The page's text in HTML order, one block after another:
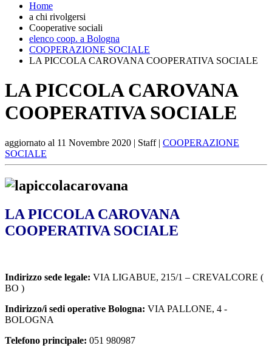
Home
a chi rivolgersi
Cooperative sociali
elenco coop. a Bologna
COOPERAZIONE SOCIALE
LA PICCOLA CAROVANA COOPERATIVA SOCIALE
LA PICCOLA CAROVANA
COOPERATIVA SOCIALE
aggiornato al 11 Novembre 2020 | Staff | COOPERAZIONE
SOCIALE
LA PICCOLA CAROVANA
COOPERATIVA SOCIALE
Indirizzo sede legale: VIA LIGABUE, 215/1 – CREVALCORE (
BO )
Indirizzo/i sedi operative Bologna: VIA PALLONE, 4 -
BOLOGNA
Telefono principale: 051 980987